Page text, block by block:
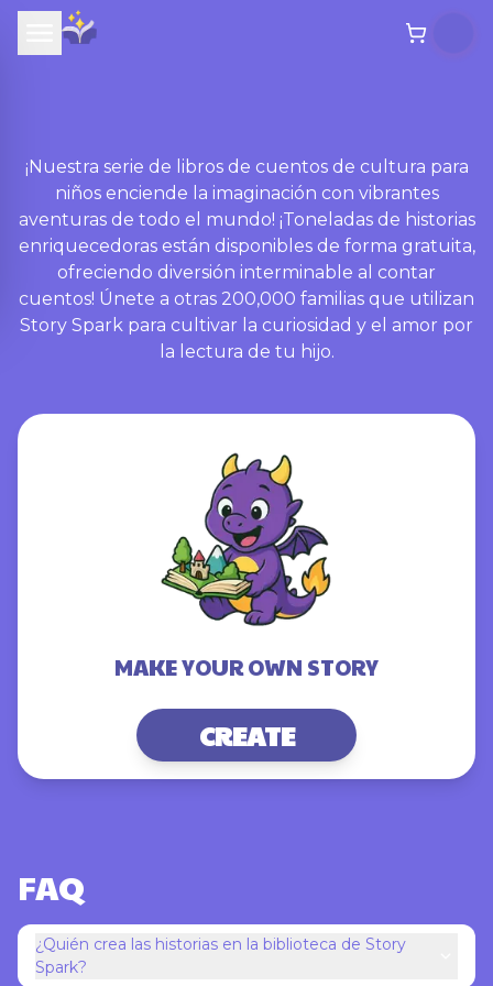
¡Nuestra serie de libros de cuentos de cultura para
niños enciende la imaginación con vibrantes
aventuras de todo el mundo! ¡Toneladas de historias
enriquecedoras están disponibles de forma gratuita,
ofreciendo diversión interminable al contar
cuentos! Únete a otras 200,000 familias que utilizan
Story Spark para cultivar la curiosidad y el amor por
la lectura de tu hijo.
MAKE YOUR OWN STORY
CREATE
FAQ
¿Quién crea las historias en la biblioteca de Story
Spark?